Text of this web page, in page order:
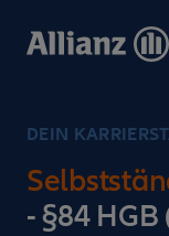
zum
DEIN
- §84